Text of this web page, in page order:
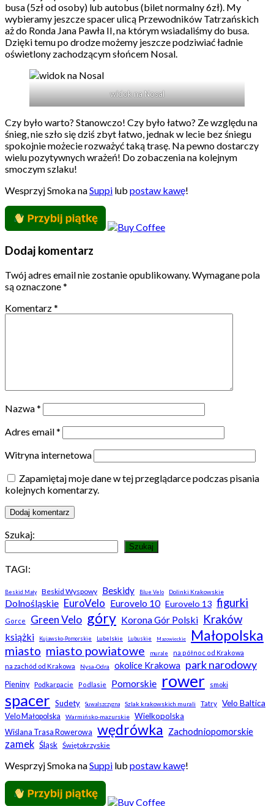
busa (5zł od osoby) lub autobus (bilet normalny 6zł). My
wybieramy jeszcze spacer ulicą Przewodników Tatrzańskich
aż do Ronda Jana Pawła II, na którym wsiadaliśmy do busa.
Dzięki temu po drodze możemy jeszcze podziwiać ładnie
oświetlony zachodzącym słońcem Nosal.
widok na Nosal
Czy było warto? Stanowczo! Czy było łatwo? Ze względu na
śnieg, nie szło się dziś zbyt łatwo, jednak w lecie bez śniegu
spokojnie możecie rozważyć taką trasę. Na pewno dostarczy
wielu pozytywnych wrażeń! Do zobaczenia na kolejnym
smoczym szlaku!
Wesprzyj Smoka naSuppi lub postaw kawę!
Dodaj komentarz
Twój adres email nie zostanie opublikowany.Wymagane pola
są oznaczone*
Komentarz*
Nazwa*
Adres email*
Witryna internetowa
Zapamiętaj moje dane w tej przeglądarce podczas pisania
kolejnych komentarzy.
Szukaj:
Szukaj
TAGI:
Beskid Mały Beskid Wyspowy Beskidy Blue Velo Dolinki Krakowskie
Dolnośląskie EuroVelo Eurovelo 10 Eurovelo 13 figurki
Gorce Green Velo góry Korona Gór Polski Kraków
książki Kujawsko-Pomorskie Lubelskie Lubuskie Mazowieckie Małopolska
miasto miasto powiatowe murale
na północ od Krakowa
na zachód od Krakowa
Nysa-Odra okolice Krakowa park narodowy
Pieniny Podkarpacie Podlasie Pomorskie rower smoki
spacer Sudety Suwalszczyzna Szlak krakowskich murali Tatry Velo Baltica
Velo Małopolska Warmińsko-mazurskie Wielkopolska
Wiślana Trasa Rowerowa wędrówka Zachodniopomorskie
zamek Śląsk Świętokrzyskie
Wesprzyj Smoka naSuppi lub postaw kawę!